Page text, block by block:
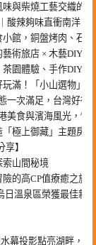
與柴燒工藝交織的
酸辣夠味直衝南洋
館，銅盤烤肉、石
術旅店 × 木藝DIY ×
園體驗、手作DIY
滿！「小山選物」
一次滿足，台灣好行
美食與濱海風光，懶
極上御藏」主題房
】
索山間秘境
的高CP值療癒之旅
日溫泉區榮獲最佳新
幕投影點亮湖畔，漫